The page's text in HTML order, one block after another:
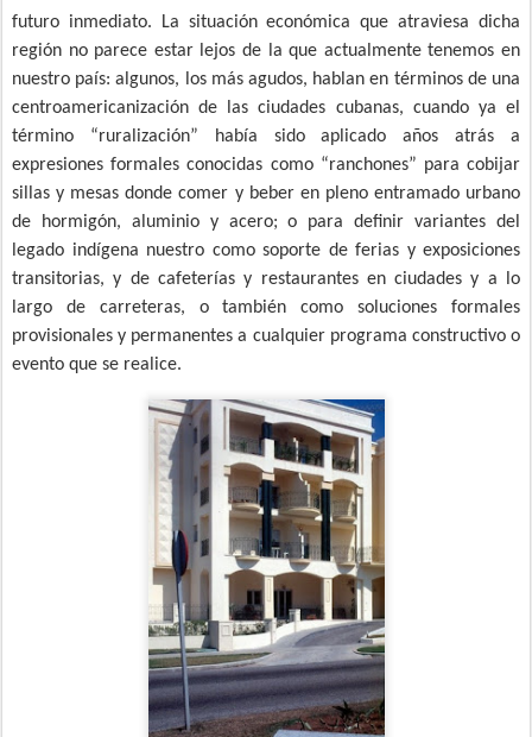
futuro inmediato. La situación económica que atraviesa dicha
región no parece estar lejos de la que actualmente tenemos en
nuestro país: algunos, los más agudos, hablan en términos de una
centroamericanización de las ciudades cubanas, cuando ya el
término “ruralización” había sido aplicado años atrás a
expresiones formales conocidas como “ranchones” para cobijar
sillas y mesas donde comer y beber en pleno entramado urbano
de hormigón, aluminio y acero; o para definir variantes del
legado indígena nuestro como soporte de ferias y exposiciones
transitorias, y de cafeterías y restaurantes en ciudades y a lo
largo de carreteras, o también como soluciones formales
provisionales y permanentes a cualquier programa constructivo o
evento que se realice.